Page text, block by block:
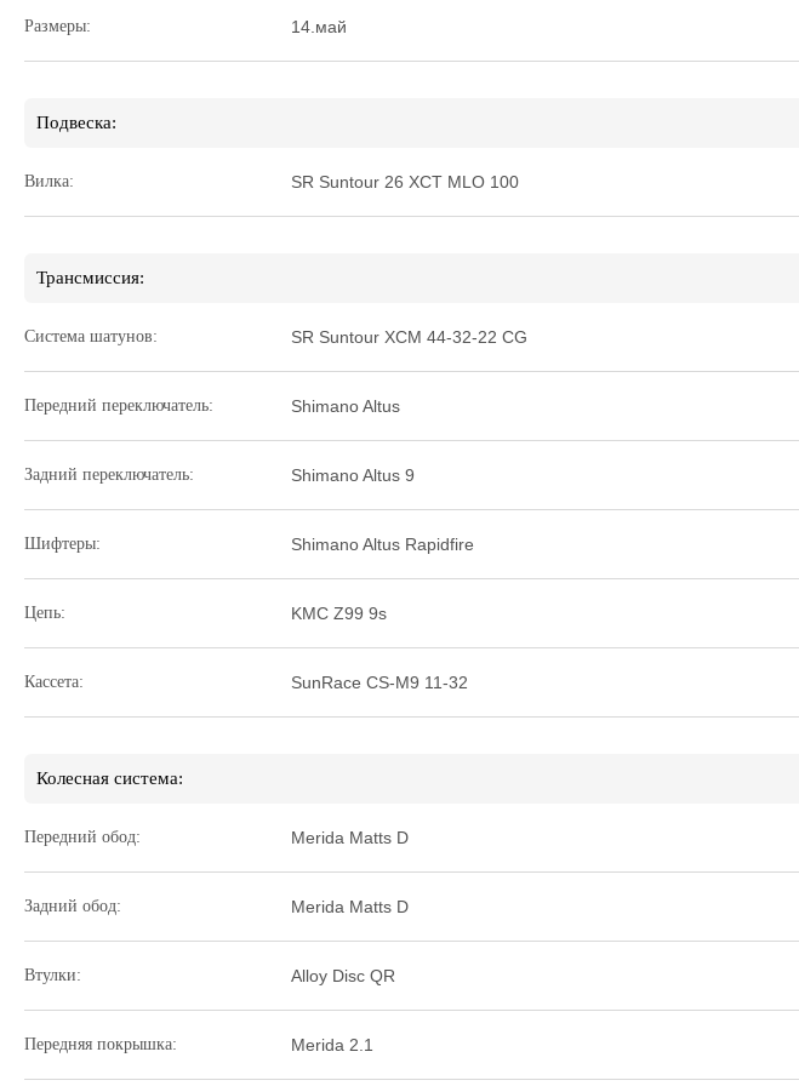
Размеры: 14.май
Подвеска:
Вилка: SR Suntour 26 XCT MLO 100
Трансмиссия:
Система шатунов: SR Suntour XCM 44-32-22 CG
Передний переключатель: Shimano Altus
Задний переключатель: Shimano Altus 9
Шифтеры: Shimano Altus Rapidfire
Цепь: KMC Z99 9s
Кассета: SunRace CS-M9 11-32
Колесная система:
Передний обод: Merida Matts D
Задний обод: Merida Matts D
Втулки: Alloy Disc QR
Передняя покрышка: Merida 2.1